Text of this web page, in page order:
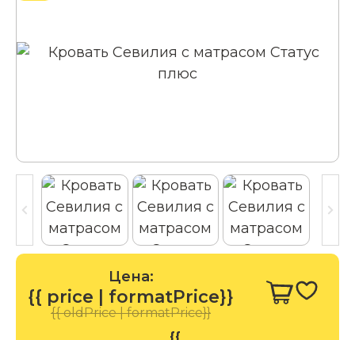
Цена:
{{ price | formatPrice}}
{{ oldPrice | formatPrice}}
{{